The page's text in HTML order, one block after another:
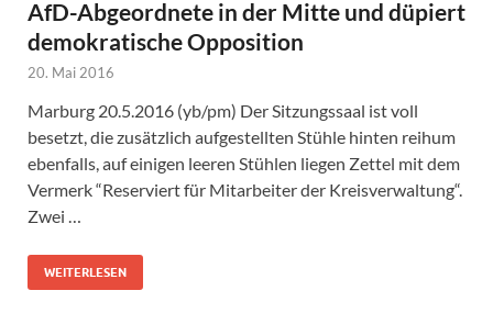
AfD-Abgeordnete in der Mitte und düpiert
demokratische Opposition
20. Mai 2016
Marburg 20.5.2016 (yb/pm) Der Sitzungssaal ist voll
besetzt, die zusätzlich aufgestellten Stühle hinten reihum
ebenfalls, auf einigen leeren Stühlen liegen Zettel mit dem
Vermerk “Reserviert für Mitarbeiter der Kreisverwaltung“.
Zwei …
WEITERLESEN